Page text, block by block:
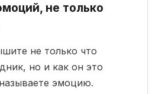
не только
не только что
но и как он это
эмоцию.